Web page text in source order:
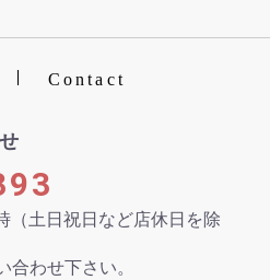
Contact
土日祝日など店休日を除
合わせ下さい。